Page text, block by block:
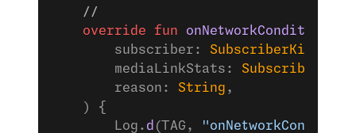
    //
    override
fun
        subscriber:
SubscriberKit
        mediaLinkStats:
SubscriberKit
        reason:
String ,
    ) {
        Log.
d (TAG,